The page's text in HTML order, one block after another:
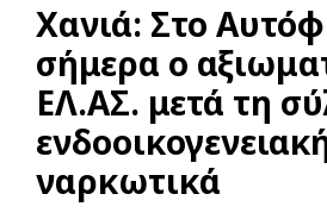
Χανιά: Στο
σήμερα ο
ΕΛ.ΑΣ. μετά τη
ναρκωτικά